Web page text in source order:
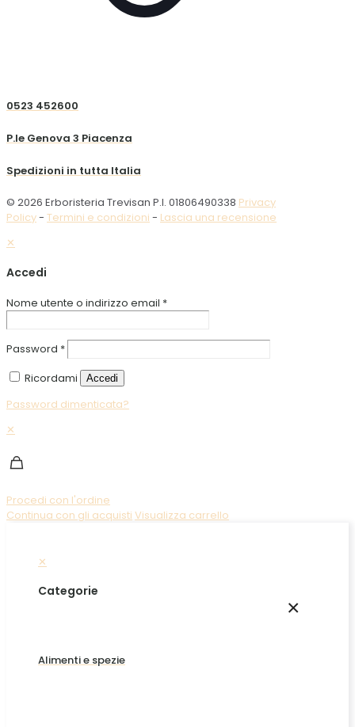
0523 452600
P.le Genova 3 Piacenza
Spedizioni in tutta Italia
© 2026 Erboristeria Trevisan P.I. 01806490338 Privacy
Policy- Termini e condizioni - Lascia una recensione
✕
Accedi
Nome utente o indirizzo email *
Password *
Ricordami
Accedi
Password dimenticata?
✕
Procedi con l'ordine
Continua con gli acquisti Visualizza carrello
✕
×
Categorie
Alimenti e spezie